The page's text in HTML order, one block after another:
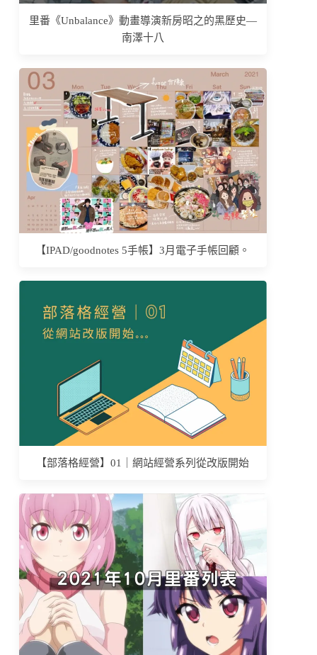
里番《Unbalance》動畫導演新房昭之的黑歷史—
南澤十八
【IPAD/goodnotes 5手帳】3月電子手帳回顧。
【部落格經營】01｜網站經營系列從改版開始